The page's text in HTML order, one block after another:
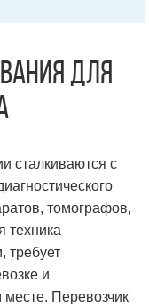
для
сталкиваются с
томографов,
техника
требует
и
Перевозчик